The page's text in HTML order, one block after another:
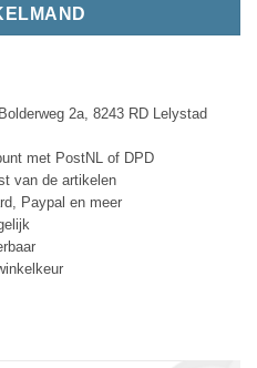
2a, 8243 RD Lelystad
met PostNL of DPD
van de artikelen
Paypal en meer